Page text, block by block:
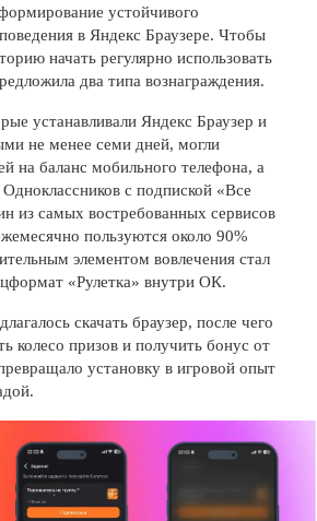
устойчивого
поведения в Яндекс Браузере. Чтобы
начать регулярно использовать
два типа вознаграждения.
устанавливали Яндекс Браузер и
не менее семи дней, могли
на баланс мобильного телефона, а
с подпиской «Все
из самых востребованных сервисов
пользуются около 90%
элементом вовлечения стал
«Рулетка» внутри ОК.
скачать браузер, после чего
колесо призов и получить бонус от
установку в игровой опыт